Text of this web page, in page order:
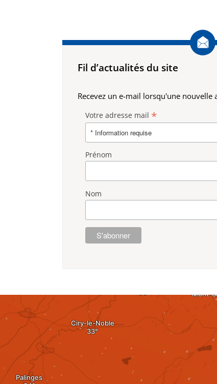
Fil d’actualités du site
Recevez un e-mail lorsqu'une nouvelle
Votre adresse mail *
Prénom
Nom